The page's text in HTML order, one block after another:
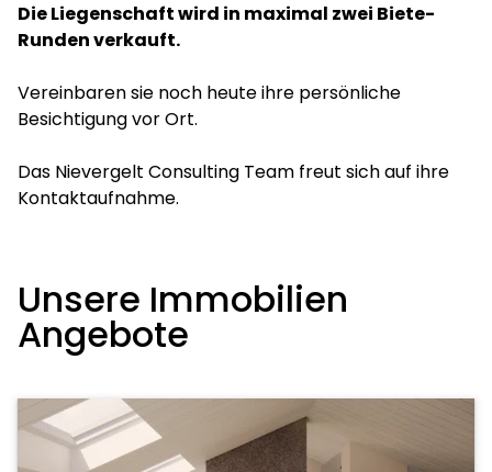
Die Liegenschaft wird in maximal zwei Biete-
Runden verkauft.
Vereinbaren sie noch heute ihre persönliche
Besichtigung vor Ort.
Das Nievergelt Consulting Team freut sich auf ihre
Kontaktaufnahme.
Unsere Immobilien
Angebote